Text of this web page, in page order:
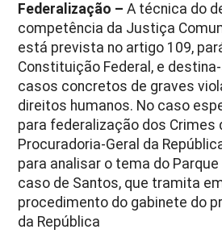
Federalização –A técnica do
competência da Justiça
está prevista no artigo 109,
Constituição Federal, e
casos concretos de graves
direitos humanos. No caso
para federalização dos Crimes
Procuradoria-Geral da
para analisar o tema do
caso de Santos, que tramita
procedimento do gabinete do
da República